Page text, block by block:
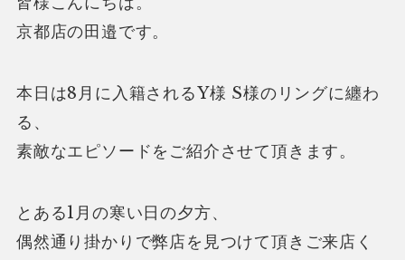
京都店の田邉です。
本日は8月に入籍されるY様 S様のリングに纏わ
る、
素敵なエピソードをご紹介させて頂きます。
とある1月の寒い日の夕方、
偶然通り掛かりで弊店を見つけて頂きご来店く